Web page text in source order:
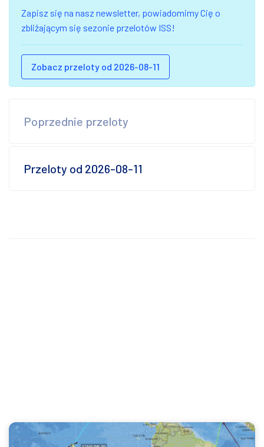
Zapisz się na nasz newsletter, powiadomimy Cię o
zbliżającym się sezonie przelotów ISS!
Zobacz przeloty od 2026-08-11
Poprzednie przeloty
Przeloty od 2026-08-11